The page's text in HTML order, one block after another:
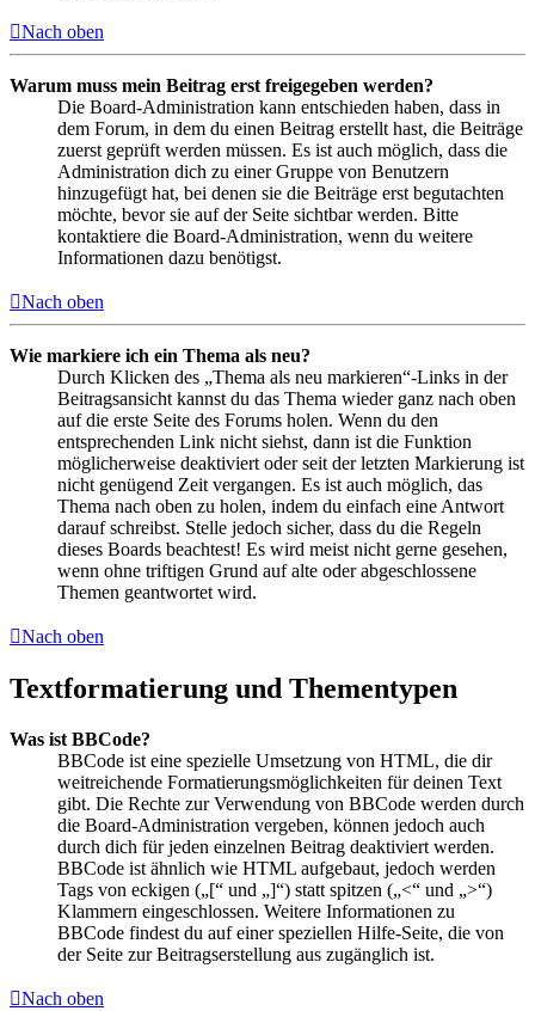
Nach oben
Warum muss mein Beitrag erst freigegeben werden?
Die Board-Administration kann entschieden haben, dass in
dem Forum, in dem du einen Beitrag erstellt hast, die Beiträge
zuerst geprüft werden müssen. Es ist auch möglich, dass die
Administration dich zu einer Gruppe von Benutzern
hinzugefügt hat, bei denen sie die Beiträge erst begutachten
möchte, bevor sie auf der Seite sichtbar werden. Bitte
kontaktiere die Board-Administration, wenn du weitere
Informationen dazu benötigst.
Nach oben
Wie markiere ich ein Thema als neu?
Durch Klicken des „Thema als neu markieren“-Links in der
Beitragsansicht kannst du das Thema wieder ganz nach oben
auf die erste Seite des Forums holen. Wenn du den
entsprechenden Link nicht siehst, dann ist die Funktion
möglicherweise deaktiviert oder seit der letzten Markierung ist
nicht genügend Zeit vergangen. Es ist auch möglich, das
Thema nach oben zu holen, indem du einfach eine Antwort
darauf schreibst. Stelle jedoch sicher, dass du die Regeln
dieses Boards beachtest! Es wird meist nicht gerne gesehen,
wenn ohne triftigen Grund auf alte oder abgeschlossene
Themen geantwortet wird.
Nach oben
Textformatierung und Thementypen
Was ist BBCode?
BBCode ist eine spezielle Umsetzung von HTML, die dir
weitreichende Formatierungsmöglichkeiten für deinen Text
gibt. Die Rechte zur Verwendung von BBCode werden durch
die Board-Administration vergeben, können jedoch auch
durch dich für jeden einzelnen Beitrag deaktiviert werden.
BBCode ist ähnlich wie HTML aufgebaut, jedoch werden
Tags von eckigen („[“ und „]“) statt spitzen („<“ und „>“)
Klammern eingeschlossen. Weitere Informationen zu
BBCode findest du auf einer speziellen Hilfe-Seite, die von
der Seite zur Beitragserstellung aus zugänglich ist.
Nach oben